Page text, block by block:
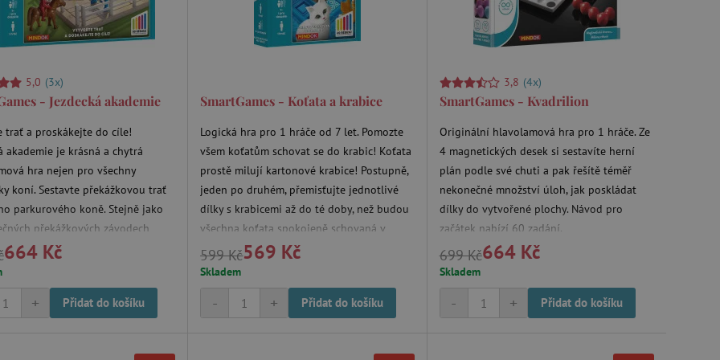
5,0 (3x)
- Jezdecká akademie
trať a proskákejte do cíle!
akademie je krásná a chytrá
hra nejen pro všechny
koní. Sestavte překážkovou trať
parkurového koně. Stejně jako
překážkových závodech
kůň překonat překážky v přesně
664 Kč
+ Přidat do košíku
SmartGames - Koťata a krabice
Logická hra pro 1 hráče od 7 let. Pomozte
všem koťatům schovat se do krabic! Koťata
prostě milují kartonové krabice! Postupně,
jeden po druhém, přemisťujte jednotlivé
dílky s krabicemi až do té doby, než budou
všechna koťata spokojeně schovaná v
krabicích.
599 Kč569 Kč
Skladem
+
- Přidat do košíku
3,8 (4x)
SmartGames - Kvadrilion
Originální hlavolamová hra pro 1 hráče. Ze
4 magnetických desek si sestavíte herní
plán podle své chuti a pak řešítě téměř
nekonečné množství úloh, jak poskládat
dílky do vytvořené plochy. Návod pro
začátek nabízí 60 zadání.
699 Kč664 Kč
Skladem
+
- Přidat do košíku
www.agatinsvet.cz
OnLine chat
www.agatinsvet.cz
Cookie systému lugis box, který nám zajišťuje hledání na
.ct.pinterest.com
Tento soubor cookie se nastavuje ve vztahu k Pinterest
Marketing
www.pages06.net
aktualizaci Chromium vytváříme další soubory cookie
trvání s názvem AWSALBCORS (ALB).
www.agatinsvet.cz OnLine chat
www.agatinsvet.cz
.agatinsvet.cz
Tento cookie se používá k jedinečné identifikaci zařízení,
která mají přístup k webové stránce, aby sledovala používání
a zlepšila uživatelskou zkušenost.
Doména